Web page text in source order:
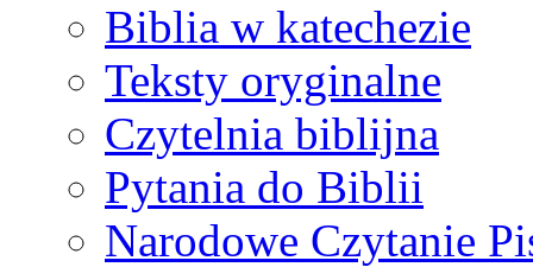
Biblia w katechezie
Teksty oryginalne
Czytelnia biblijna
Pytania do Biblii
Narodowe Czytanie